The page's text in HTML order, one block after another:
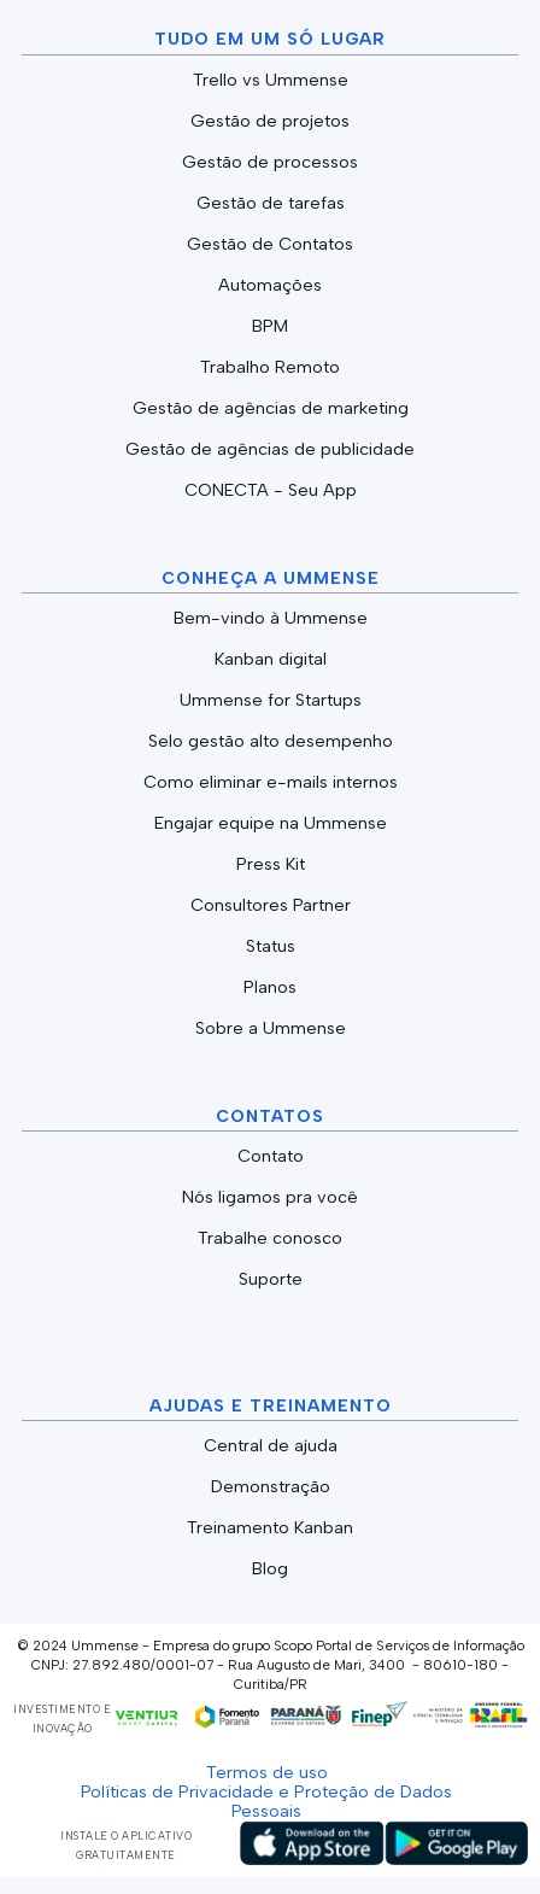
TUDO EM UM SÓ LUGAR
Trello vs Ummense
Gestão de projetos
Gestão de processos
Gestão de tarefas
Gestão de Contatos
Automações
BPM
Trabalho Remoto
Gestão de agências de marketing
Gestão de agências de publicidade
CONECTA - Seu App
CONHEÇA A UMMENSE
Bem-vindo à Ummense
Kanban digital
Ummense for Startups
Selo gestão alto desempenho
Como eliminar e-mails internos
Engajar equipe na Ummense
Press Kit
Consultores Partner
Status
Planos
Sobre a Ummense
CONTATOS
Contato
Nós ligamos pra você
Trabalhe conosco
Suporte
AJUDAS E TREINAMENTO
Central de ajuda
Demonstração
Treinamento Kanban
Blog
© 2024 Ummense - Empresa do grupo Scopo Portal de Serviços de Informação
CNPJ: 27.892.480/0001-07 - Rua Augusto de Mari, 3400 - 80610-180 -
Curitiba/PR
INVESTIMENTO E
INOVAÇÃO
Termos de uso
Políticas de Privacidade e Proteção de Dados
Pessoais
INSTALE O APLICATIVO
GRATUITAMENTE